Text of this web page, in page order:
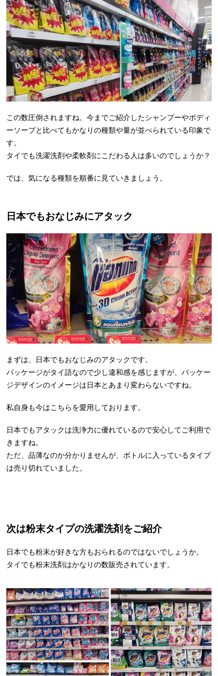
この数圧倒されますね。今までご紹介したシャンプーやボディ
ーソープと比べてもかなりの種類や量が並べられている印象で
す。
タイでも洗濯洗剤や柔軟剤にこだわる人は多いのでしょうか？
では、気になる種類を順番に見ていきましょう。
日本でもおなじみにアタック
まずは、日本でもおなじみのアタックです。
パッケージがタイ語なので少し違和感を感じますが、パッケー
ジデザインのイメージは日本とあまり変わらないですね。
私自身も今はこちらを愛用しております。
日本でもアタックは洗浄力に優れているので安心してご利用で
きますね。
ただ、品薄なのか分かりませんが、ボトルに入っているタイプ
は売り切れていました。
次は粉末タイプの洗濯洗剤をご紹介
日本でも粉末が好きな方もおられるのではないでしょうか。
タイでも粉末洗剤はかなりの数販売されています。